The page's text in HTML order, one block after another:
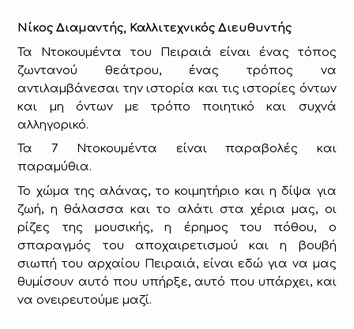
Νίκος Διαμαντής, Καλλιτεχνικός Διευθυντής
Τα Ντοκουμέντα του Πειραιά είναι ένας τόπος
ζωντανού θεάτρου, ένας τρόπος να
αντιλαμβάνεσαι την ιστορία και τις ιστορίες όντων
και μη όντων με τρόπο ποιητικό και συχνά
αλληγορικό.
Τα 7 Ντοκουμέντα είναι παραβολές και
παραμύθια.
Το χώμα της αλάνας, το κοιμητήριο και η δίψα για
ζωή, η θάλασσα και το αλάτι στα χέρια μας, οι
ρίζες της μουσικής, η έρημος του πόθου, ο
σπαραγμός του αποχαιρετισμού και η βουβή
σιωπή του αρχαίου Πειραιά, είναι εδώ για να μας
θυμίσουν αυτό που υπήρξε, αυτό που υπάρχει, και
να ονειρευτούμε μαζί.